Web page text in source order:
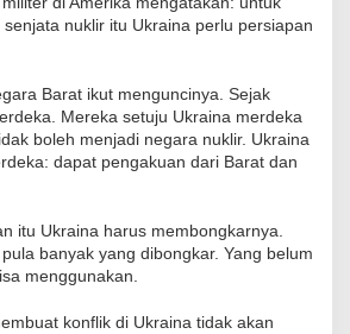
nuklir itu Ukraina perlu persiapan
Barat ikut menguncinya. Sejak
Mereka setuju Ukraina merdeka
boleh menjadi negara nuklir. Ukraina
dapat pengakuan dari Barat dan
itu Ukraina harus membongkarnya.
banyak yang dibongkar. Yang belum
menggunakan.
konflik di Ukraina tidak akan